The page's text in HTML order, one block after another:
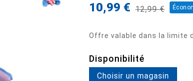
10,99 € 12,99 €
Offre valable dans la limite
Disponibilité
Choisir un magasin